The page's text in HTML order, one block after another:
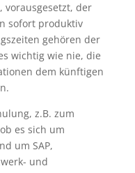
vorausgesetzt, der
sofort produktiv
gehören der
wichtig wie nie, die
dem künftigen
z.B. zum
es sich um
um SAP,
und